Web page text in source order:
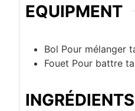
EQUIPMENT
Bol Pour mélanger
Fouet Pour battre
INGRÉDIENTS